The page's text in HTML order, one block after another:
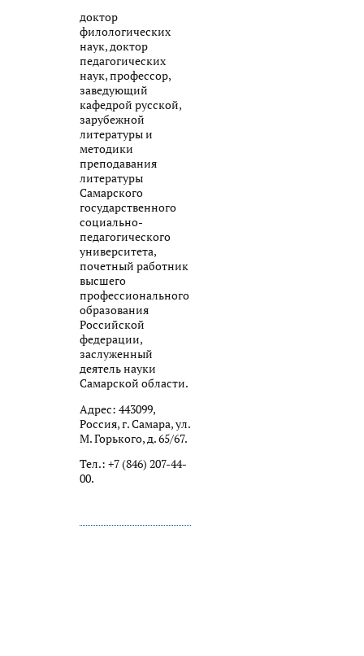
доктор
филологических
наук, доктор
педагогических
наук, профессор,
заведующий
кафедрой русской,
зарубежной
литературы и
методики
преподавания
литературы
Самарского
государственного
социально-
педагогического
университета,
почетный работник
высшего
профессионального
образования
Российской
федерации,
заслуженный
деятель науки
Самарской области.
Адрес: 443099,
Россия, г. Самара, ул.
М. Горького, д. 65/67.
Тел.: +7 (846) 207-44-
00.